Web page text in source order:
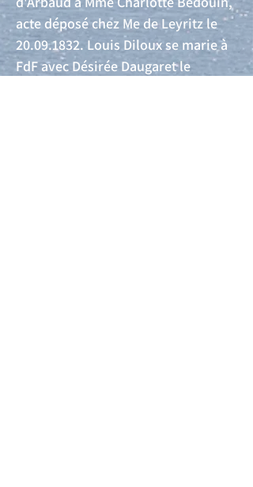
acte déposé chez Me de Leyritz le
20.09.1832. Louis Diloux se marie à
FdF avec Désirée Daugaret le